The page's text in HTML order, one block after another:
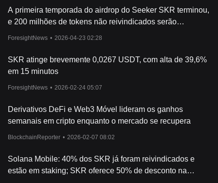
A primeira temporada do airdrop do Seeker SKR terminou,
e 200 milhões de tokens não reivindicados serão
ForesightNews • 2026-04-23 02:28
SKR atinge brevemente 0,0267 USDT, com alta de 39,6%
em 15 minutos
ForesightNews • 2026-02-24 05:07
Derivativos DeFi e Web3 Móvel lideram os ganhos
semanais em cripto enquanto o mercado se recupera
BlockchainReporter • 2026-02-07 08:02
Solana Mobile: 40% dos SKR já foram reivindicados e
estão em staking; SKR oferece 50% de desconto na